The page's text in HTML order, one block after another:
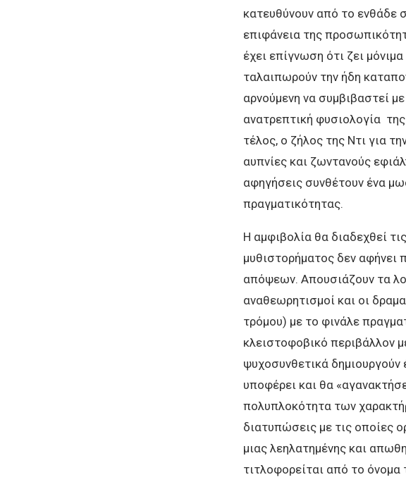
κατευθύνουν από το ενθάδε
επιφάνεια της
έχει επίγνωση ότι ζει
ταλαιπωρούν την ήδη
αρνούμενη να συμβιβαστεί
ανατρεπτική φυσιολογία
τέλος, ο ζήλος της Ντι για
αυπνίες και ζωντανούς
αφηγήσεις συνθέτουν ένα
πραγματικότητας.
Η αμφιβολία θα διαδεχθεί
μυθιστορήματος δεν αφήνει
απόψεων. Απουσιάζουν τα
αναθεωρητισμοί και οι
τρόμου) με το φινάλε
κλειστοφοβικό περιβάλλον
ψυχοσυνθετικά
υποφέρει και θα
πολυπλοκότητα των
διατυπώσεις με τις οποίες
μιας λεηλατημένης και
τιτλοφορείται από το